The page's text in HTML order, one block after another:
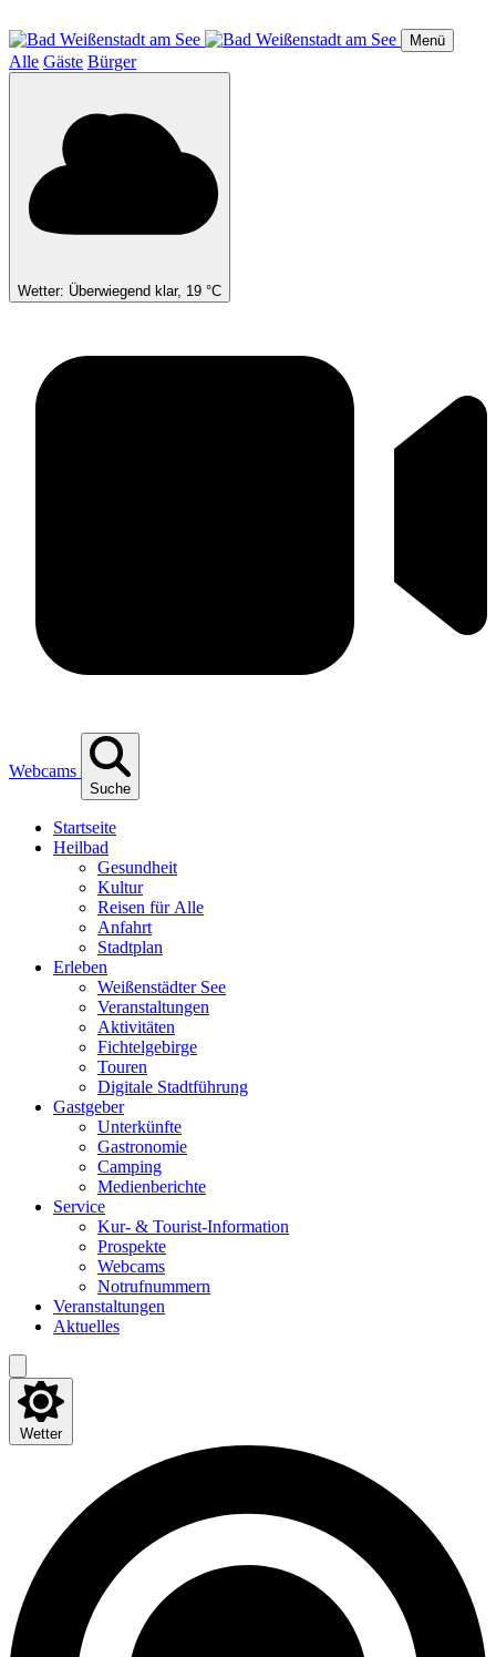
zum
Inhalt
Menü
Alle Gäste Bürger
Wetter: Überwiegend klar, 19 °C
Webcams
Suche
Start­sei­te
Heil­bad
Gesund­heit
Kul­tur
Rei­sen für Alle
Anfahrt
Stadt­plan
Erle­ben
Wei­ßen­städ­ter See
Ver­an­stal­tun­gen
Akti­vi­tä­ten
Fich­tel­ge­bir­ge
Tou­ren
Digi­ta­le Stadtführung
Gast­ge­ber
Unter­künf­te
Gas­tro­no­mie
Cam­ping
Medi­en­be­rich­te
Ser­vice
Kur- & Tourist-Information
Pro­spek­te
Web­cams
Not­ruf­num­mern
Ver­an­stal­tun­gen
Aktu­el­les
Wetter